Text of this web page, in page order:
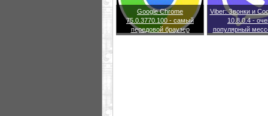
Google Chrome
75.0.3770.100 - самый
передовой браузер
Viber: Звонки и
10.8.0.4 -
популярный